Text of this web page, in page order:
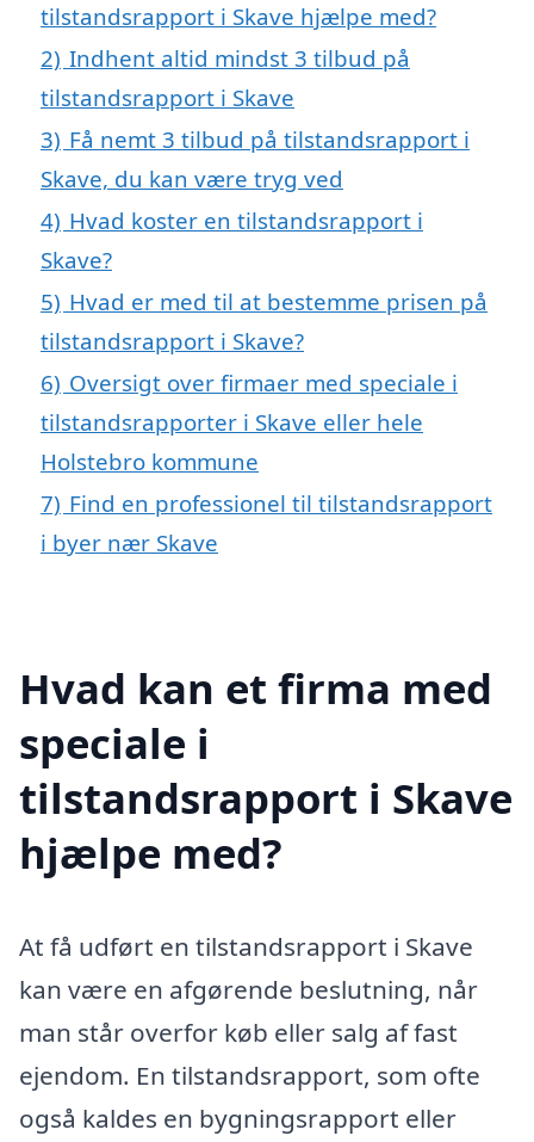
tilstandsrapport i Skave hjælpe med?
2) Indhent altid mindst 3 tilbud på
tilstandsrapport i Skave
3) Få nemt 3 tilbud på tilstandsrapport i
Skave, du kan være tryg ved
4) Hvad koster en tilstandsrapport i
Skave?
5) Hvad er med til at bestemme prisen på
tilstandsrapport i Skave?
6) Oversigt over firmaer med speciale i
tilstandsrapporter i Skave eller hele
Holstebro kommune
7) Find en professionel til tilstandsrapport
i byer nær Skave
Hvad kan et firma med
speciale i
tilstandsrapport i Skave
hjælpe med?
At få udført en tilstandsrapport i Skave
kan være en afgørende beslutning, når
man står overfor køb eller salg af fast
ejendom. En tilstandsrapport, som ofte
også kaldes en bygningsrapport eller